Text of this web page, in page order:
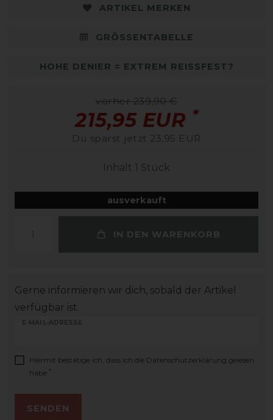
ARTIKEL MERKEN
GRÖSSENTABELLE
HOHE DENIER = EXTREM REISSFEST?
vorher 239,90 €
215,95 EUR *
Du sparst jetzt 23,95 EUR
Inhalt 1 Stück
ausverkauft
IN DEN WARENKORB
Gerne informieren wir dich, sobald der Artikel
verfügbar ist.
E-MAIL-ADRESSE
Hiermit bestätige ich, dass ich die Daten­schutz­erklärung gelesen
habe. *
SENDEN